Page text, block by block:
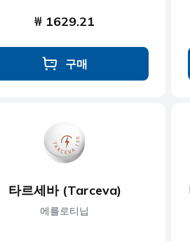
₩ 1629.21
구매
타르세바 (Tarceva)
에를로티닙